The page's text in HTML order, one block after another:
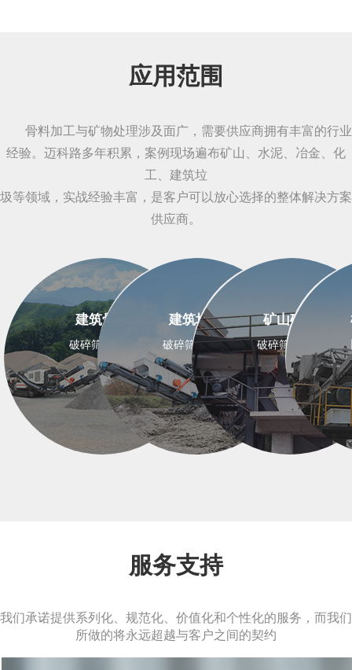
应用范围
骨料加工与矿物处理涉及面广，需要供应商拥有丰富的行业
经验。迈科路多年积累，案例现场遍布矿山、水泥、冶金、化
工、建筑垃
圾等领域，实战经验丰富，是客户可以放心选择的整体解决方案
供应商。
建筑骨料
破碎筛分设备
建筑垃圾
破碎筛分设备
矿山矿石
破碎筛分设备
服务支持
我们承诺提供系列化、规范化、价值化和个性化的服务，而我们
所做的将永远超越与客户之间的契约